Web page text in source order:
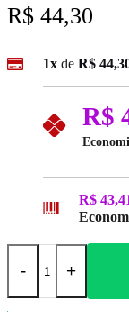
R$ 44,30
1x de R$
R$
R$
- +